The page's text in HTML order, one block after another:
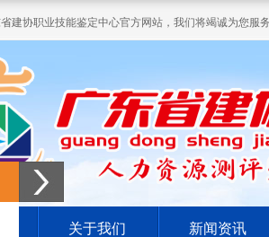
建协职业技能鉴定中心官方网站，我们将竭诚为您
关于我们 新闻资讯